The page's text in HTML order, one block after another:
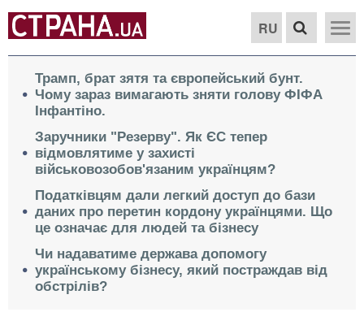
RU
Трамп, брат зятя та європейський бунт.
Чому зараз вимагають зняти голову ФІФА
Інфантіно.
Заручники "Резерву". Як ЄС тепер
відмовлятиме у захисті
військовозобов'язаним українцям?
Податківцям дали легкий доступ до бази
даних про перетин кордону українцями. Що
це означає для людей та бізнесу
Чи надаватиме держава допомогу
українському бізнесу, який постраждав від
обстрілів?